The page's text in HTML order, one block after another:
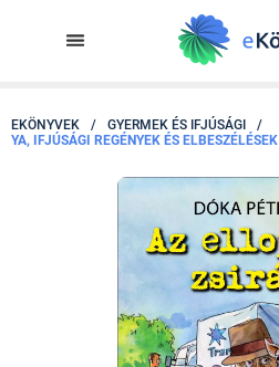
EKÖNYVEK / GYERMEK ÉS IFJÚSÁGI
/
YA, IFJÚSÁGI REGÉNYEK ÉS ELBESZÉLÉSEK